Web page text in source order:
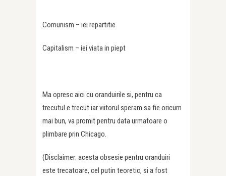
Comunism – iei repartitie
Capitalism – iei viata in piept
Ma opresc aici cu oranduirile si, pentru ca
trecutul e trecut iar viitorul speram sa fie oricum
mai bun, va promit pentru data urmatoare o
plimbare prin Chicago.
(Disclaimer: acesta obsesie pentru oranduiri
este trecatoare, cel putin teoretic, si a fost